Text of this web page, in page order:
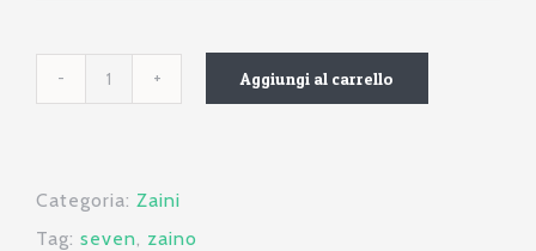
Half
Aggiungi al carrello
Categoria: Zaini
Tag: seven, zaino